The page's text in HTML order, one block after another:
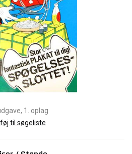
1. oplag
til søgeliste